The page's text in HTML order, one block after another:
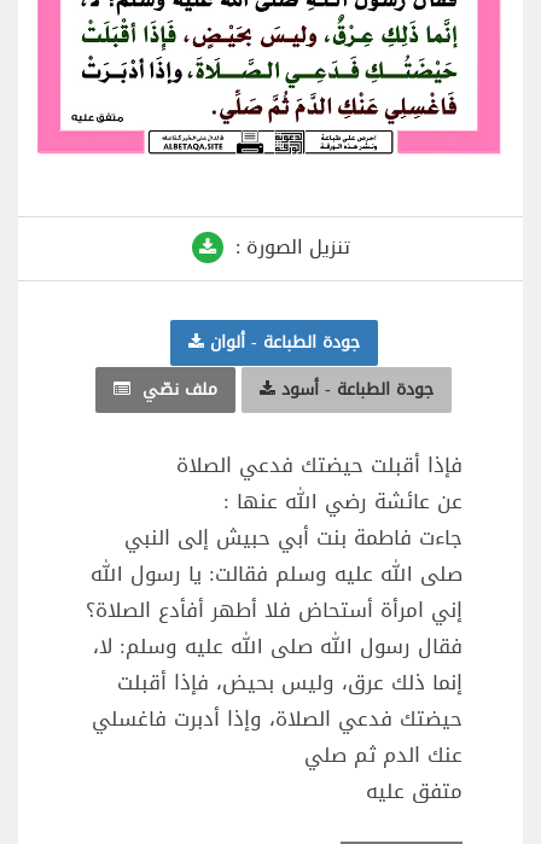
تنزيل الصورة :
جودة الطباعة - ألوان
جودة الطباعة - أسود
ملف نصّي
فإذا أقبلت حيضتك فدعي الصلاة
عن عائشة رضي الله عنها :
جاءت فاطمة بنت أبي حبيش إلى النبي
صلى الله عليه وسلم فقالت: يا رسول الله
إني امرأة أستحاض فلا أطهر أفأدع الصلاة؟
فقال رسول الله صلى الله عليه وسلم: لا،
إنما ذلك عرق، وليس بحيض، فإذا أقبلت
حيضتك فدعي الصلاة، وإذا أدبرت فاغسلي
عنك الدم ثم صلي
متفق عليه